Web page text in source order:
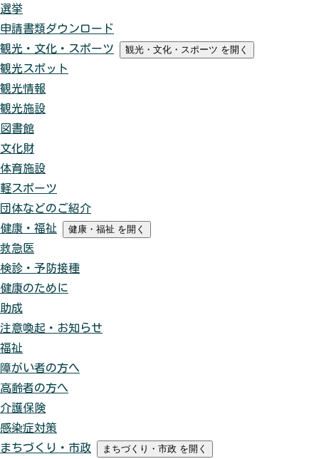
選挙
申請書類ダウンロード
観光・文化・スポーツ
観光・文化・スポーツ を開く
観光スポット
観光情報
観光施設
図書館
文化財
体育施設
軽スポーツ
団体などのご紹介
健康・福祉
健康・福祉 を開く
救急医
検診・予防接種
健康のために
助成
注意喚起・お知らせ
福祉
障がい者の方へ
高齢者の方へ
介護保険
感染症対策
まちづくり・市政
まちづくり・市政 を開く